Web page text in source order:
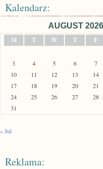
Kalendarz:
AUGUST 2026
M
T W T F
3
4 5 6 7
10
11 12 13 14
17
18 19 20 21
24
25 26 27 28
31
« Jul
Reklama: